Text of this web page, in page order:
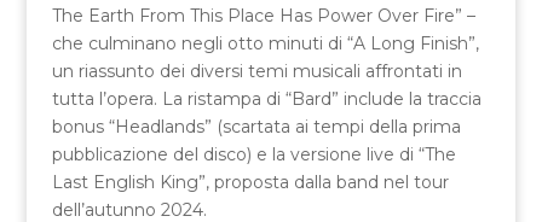
The Earth From This Place Has Power Over Fire” –
che culminano negli otto minuti di “A Long Finish”,
un riassunto dei diversi temi musicali affrontati in
tutta l’opera. La ristampa di “Bard” include la traccia
bonus “Headlands” (scartata ai tempi della prima
pubblicazione del disco) e la versione live di “The
Last English King”, proposta dalla band nel tour
dell’autunno 2024.